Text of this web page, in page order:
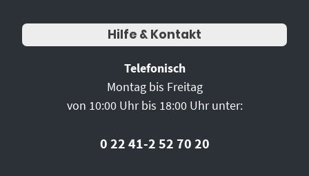
Hilfe & Kontakt
Telefonisch
Montag bis Freitag
von 10:00 Uhr bis 18:00 Uhr unter:
0 22 41-2 52 70 20